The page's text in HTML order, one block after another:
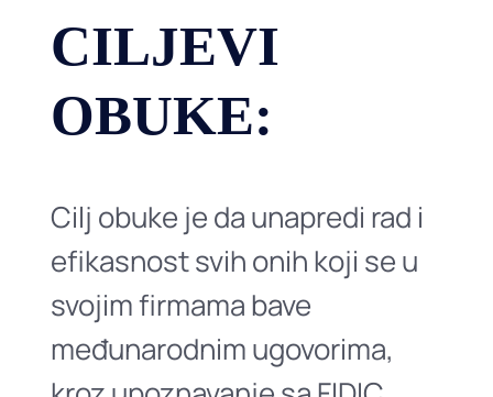
CILJEVI
OBUKE:
Cilj obuke je da unapredi rad i
efikasnost svih onih koji se u
svojim firmama bave
međunarodnim ugovorima,